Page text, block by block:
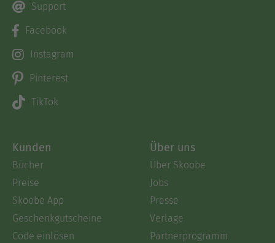
Support
Facebook
Instagram
Pinterest
TikTok
Kunden
Bücher
Preise
Skoobe App
Geschenkgutscheine
Code einlösen
Über uns
Über Skoobe
Jobs
Presse
Verlage
Partnerprogramm